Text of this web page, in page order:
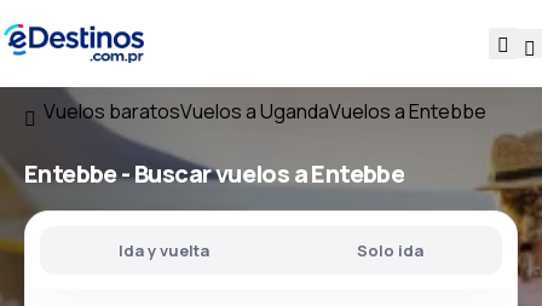
Vuelos baratosVuelos a UgandaVuelos a Entebbe
Entebbe - Buscar vuelos a Entebbe
Ida y vuelta Solo ida